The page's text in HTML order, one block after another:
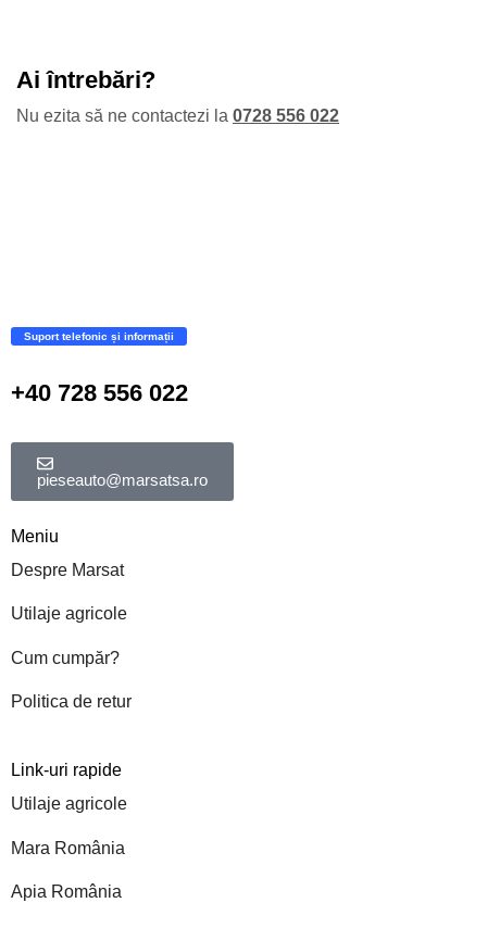
Ai întrebări?
Nu ezita să ne contactezi la 0728 556 022
Suport telefonic și informații
+40 728 556 022
pieseauto@marsatsa.ro
Meniu
Despre Marsat
Utilaje agricole
Cum cumpăr?
Politica de retur
Link-uri rapide
Utilaje agricole
Mara România
Apia România